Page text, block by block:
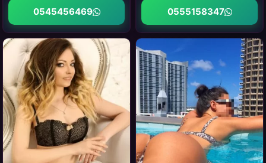
0555158347
0545456469